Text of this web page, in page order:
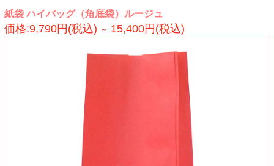
紙袋 ハイバッグ（角底袋）ルージュ
価格:9,790円(税込) ～ 15,400円(税込)